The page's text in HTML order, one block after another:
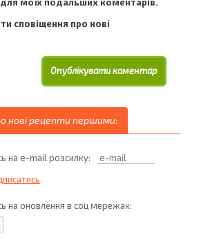
сповіщення про нові
нові рецепти першими:
на e-mail розсилку:
на оновлення в соц мережах: